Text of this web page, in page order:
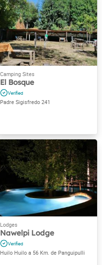
El Bosque
Padre Sigisfredo 241
Nawelpi Lodge
Huilo Huilo a 56 Km. de Panguipulli